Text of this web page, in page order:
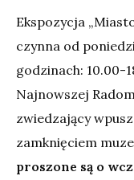
Ekspozycja
czynna od
godzinach: 10.00-
Najnowszej
zwiedzający
zamknięciem
proszone są o